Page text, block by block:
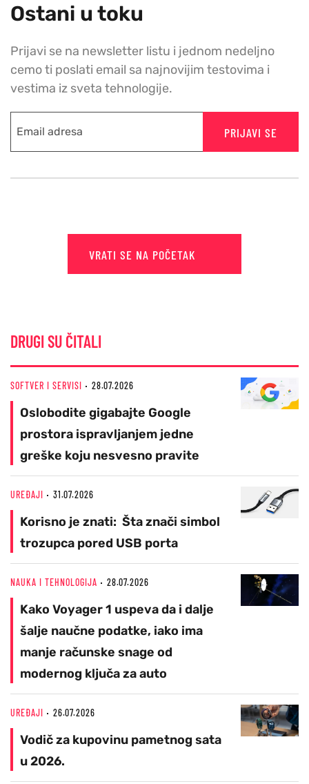
Ostani u toku
Prijavi se na newsletter listu i jednom nedeljno
cemo ti poslati email sa najnovijim testovima i
vestima iz sveta tehnologije.
PRIJAVI SE
VRATI SE NA POČETAK
DRUGI SU ČITALI
SOFTVER I SERVISI 28.07.2026
Oslobodite gigabajte Google
prostora ispravljanjem jedne
greške koju nesvesno pravite
UREĐAJI 31.07.2026
Korisno je znati: Šta znači simbol
trozupca pored USB porta
NAUKA I TEHNOLOGIJA 28.07.2026
Kako Voyager 1 uspeva da i dalje
šalje naučne podatke, iako ima
manje računske snage od
modernog ključa za auto
UREĐAJI 26.07.2026
Vodič za kupovinu pametnog sata
u 2026.